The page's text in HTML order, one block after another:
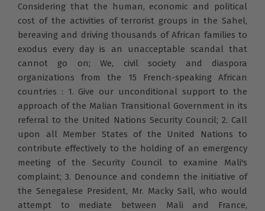
Considering that the human, economic and political
cost of the activities of terrorist groups in the Sahel,
bereaving and driving thousands of African families to
exodus every day is an unacceptable scandal that
cannot go on; We, civil society and diaspora
organizations from the 15 French-speaking African
countries : 1. Give our unconditional support to the
approach of the Malian Transitional Government in its
referral to the United Nations Security Council; 2. Call
upon all Member States of the United Nations to
contribute effectively to the holding of an emergency
meeting of the Security Council to examine Mali's
complaint; 3. Denounce and condemn the initiative of
the Senegalese President, Mr. Macky Sall, who would
attempt to mediate between Mali and France,